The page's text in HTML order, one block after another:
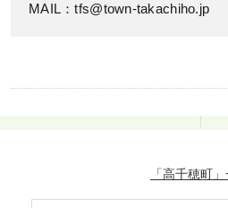
MAIL：tfs@town-takachiho.jp
「高千穂町」